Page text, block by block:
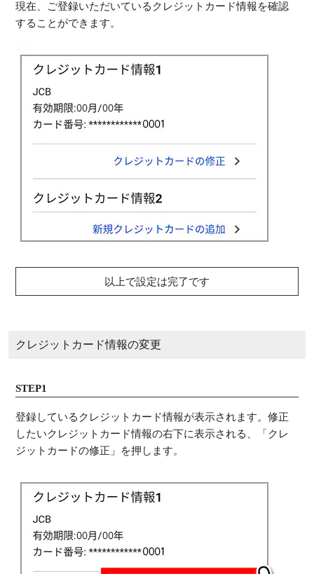
現在、ご登録いただいているクレジットカード情報を確認
することができます。
以上で設定は完了です
クレジットカード情報の変更
STEP1
登録しているクレジットカード情報が表示されます。修正
したいクレジットカード情報の右下に表示される、「クレ
ジットカードの修正」を押します。